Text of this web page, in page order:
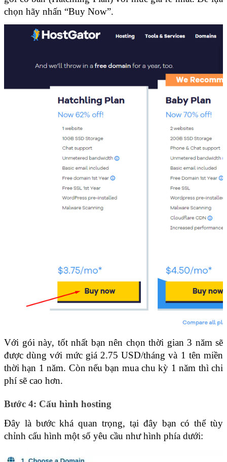
chọn hãy nhấn “Buy Now”.
Với gói này, tốt nhất bạn nên chọn thời gian 3 năm sẽ
được dùng với mức giá 2.75 USD/tháng và 1 tên miền
thời hạn 1 năm. Còn nếu bạn mua chu kỳ 1 năm thì chi
phí sẽ cao hơn.
Bước 4: Cấu hình hosting
Đây là bước khá quan trọng, tại đây bạn có thể tùy
chỉnh cấu hình một số yêu cầu như hình phía dưới: